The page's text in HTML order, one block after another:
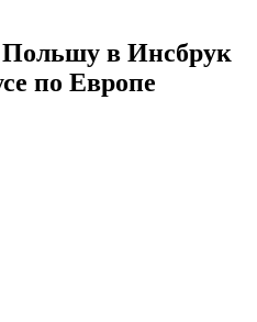
в Инсбрук
по Европе